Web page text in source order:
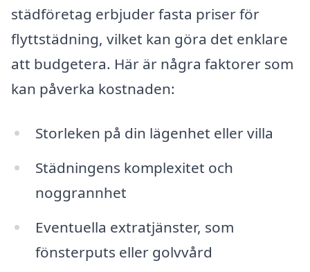
städföretag erbjuder fasta priser för
flyttstädning, vilket kan göra det enklare
att budgetera. Här är några faktorer som
kan påverka kostnaden:
Storleken på din lägenhet eller villa
Städningens komplexitet och
noggrannhet
Eventuella extratjänster, som
fönsterputs eller golvvård